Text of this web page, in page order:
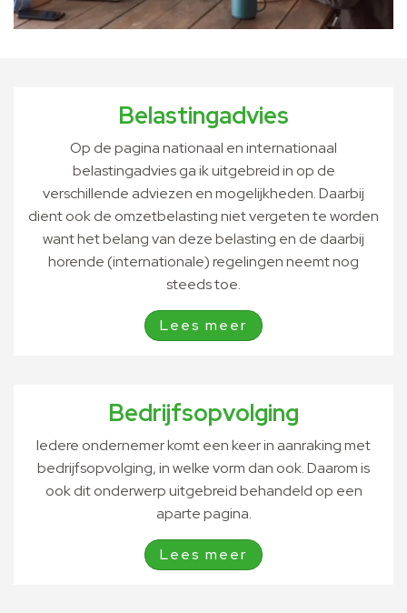
Belastingadvies
Op de pagina nationaal en internationaal
belastingadvies ga ik uitgebreid in op de
verschillende adviezen en mogelijkheden. Daarbij
dient ook de omzetbelasting niet vergeten te worden
want het belang van deze belasting en de daarbij
horende (internationale) regelingen neemt nog
steeds toe.
Lees meer
Bedrijfsopvolging
Iedere ondernemer komt een keer in aanraking met
bedrijfsopvolging, in welke vorm dan ook. Daarom is
ook dit onderwerp uitgebreid behandeld op een
aparte pagina.
Lees meer